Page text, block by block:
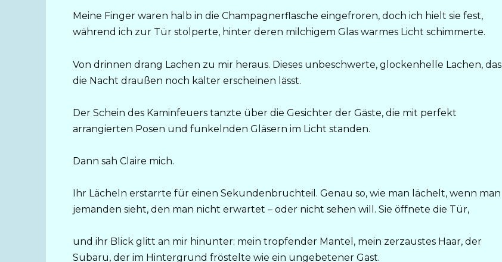
Meine Finger waren halb in die Champagnerflasche eingefroren, doch ich hielt sie fest,
während ich zur Tür stolperte, hinter deren milchigem Glas warmes Licht schimmerte.
Von drinnen drang Lachen zu mir heraus. Dieses unbeschwerte, glockenhelle Lachen, das
die Nacht draußen noch kälter erscheinen lässt.
Der Schein des Kaminfeuers tanzte über die Gesichter der Gäste, die mit perfekt
arrangierten Posen und funkelnden Gläsern im Licht standen.
Dann sah Claire mich.
Ihr Lächeln erstarrte für einen Sekundenbruchteil. Genau so, wie man lächelt, wenn man
jemanden sieht, den man nicht erwartet – oder nicht sehen will. Sie öffnete die Tür,
und ihr Blick glitt an mir hinunter: mein tropfender Mantel, mein zerzaustes Haar, der
Subaru, der im Hintergrund fröstelte wie ein ungebetener Gast.